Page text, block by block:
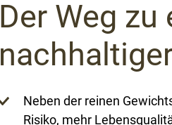
Der Weg
Neben der reinen
Risiko, mehr